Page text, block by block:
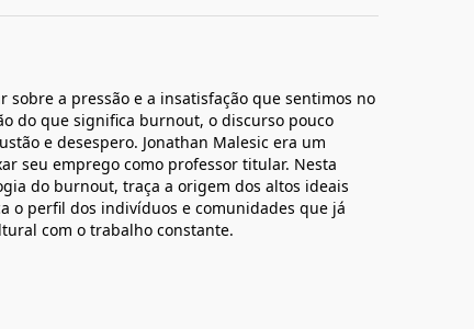
a pressão e a insatisfação que sentimos no
do que significa burnout, o discurso pouco
e desespero. Jonathan Malesic era um
seu emprego como professor titular. Nesta
do burnout, traça a origem dos altos ideais
o perfil dos indivíduos e comunidades que já
com o trabalho constante.